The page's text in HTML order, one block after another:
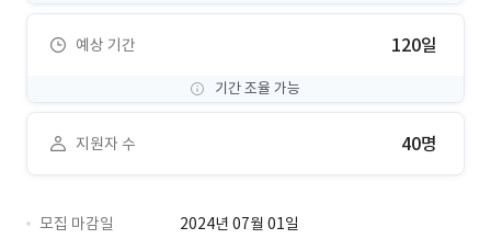
예상 기간 120일
기간 조율 가능
지원자 수 40명
모집 마감일
2024년 07월 01일